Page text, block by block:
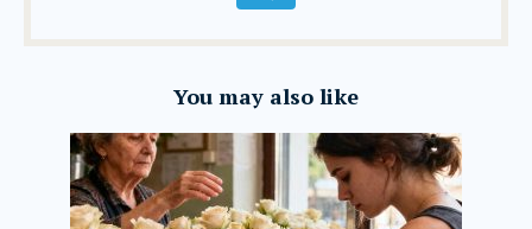
You may also like